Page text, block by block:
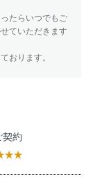
たらいつでもご
ていただきます
おります。
契約